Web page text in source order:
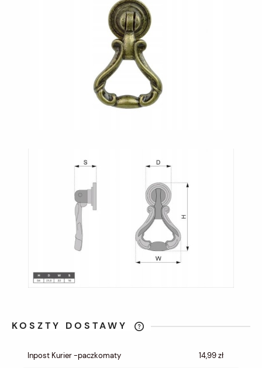
KOSZTY DOSTAWY
KOSZTÓW PŁATNOŚCI
Inpost Kurier -paczkomaty 14,99 zł